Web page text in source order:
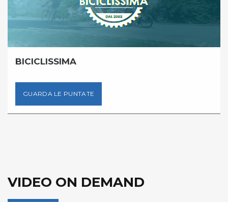
BICICLISSIMA
GUARDA LE PUNTATE
VIDEO ON DEMAND